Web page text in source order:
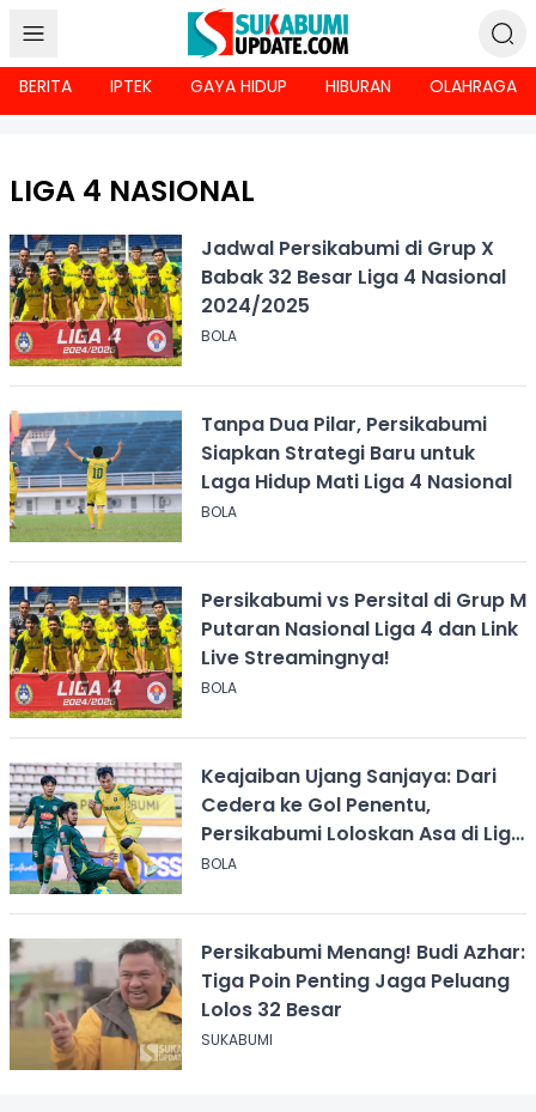
BERITA IPTEK GAYA HIDUP HIBURAN OLAHRAGA
LIGA 4 NASIONAL
Jadwal Persikabumi di Grup X
Babak 32 Besar Liga 4 Nasional
2024/2025
BOLA
Tanpa Dua Pilar, Persikabumi
Siapkan Strategi Baru untuk
Laga Hidup Mati Liga 4 Nasional
BOLA
Persikabumi vs Persital di Grup M
Putaran Nasional Liga 4 dan Link
Live Streamingnya!
BOLA
Keajaiban Ujang Sanjaya: Dari
Cedera ke Gol Penentu,
Persikabumi Loloskan Asa di Liga
4
BOLA
Persikabumi Menang! Budi Azhar:
Tiga Poin Penting Jaga Peluang
Lolos 32 Besar
SUKABUMI